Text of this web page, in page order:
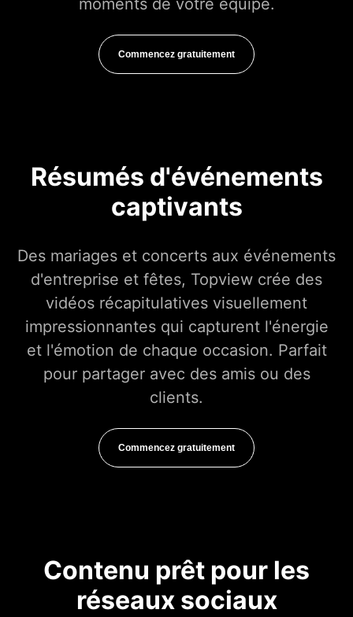
moments de votre équipe.
Commencez gratuitement
Résumés d'événements
captivants
Des mariages et concerts aux événements
d'entreprise et fêtes, Topview crée des
vidéos récapitulatives visuellement
impressionnantes qui capturent l'énergie
et l'émotion de chaque occasion. Parfait
pour partager avec des amis ou des
clients.
Commencez gratuitement
Contenu prêt pour les
réseaux sociaux